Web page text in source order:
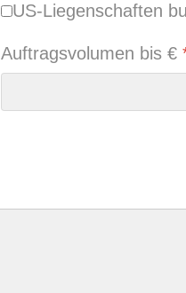
US-Liegenschaften
Auftragsvolumen bis €